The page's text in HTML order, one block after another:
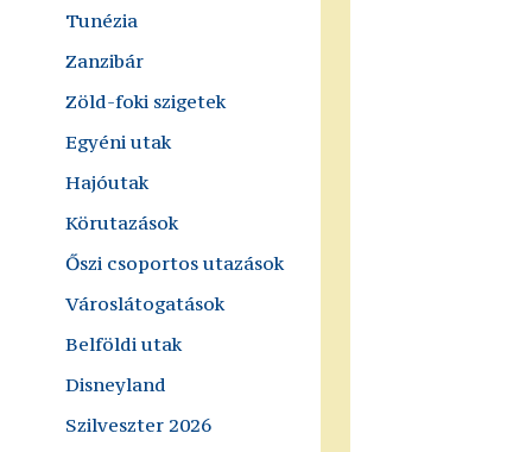
Tunézia
Zanzibár
Zöld-foki szigetek
Egyéni utak
Hajóutak
Körutazások
Őszi csoportos utazások
Városlátogatások
Belföldi utak
Disneyland
Szilveszter 2026